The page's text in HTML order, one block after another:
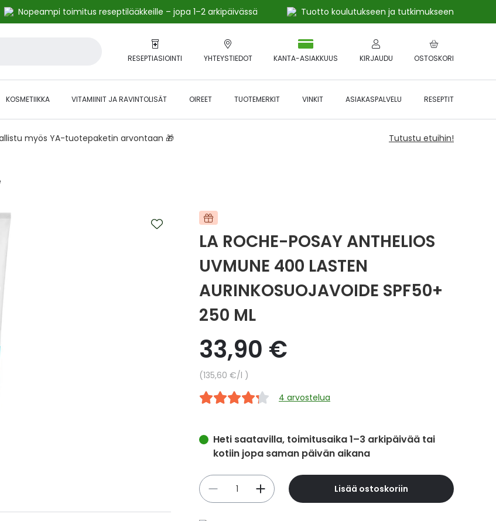
Nopeampi toimitus reseptilääkkeille – jopa 1–2 arkipäivässä
Tuotto koulutukseen ja tutkimukseen
RESEPTIASIOINTI YHTEYSTIEDOT OSTOSKORI
KANTA-ASIAKKUUS KIRJAUDU
KOSMETIIKKA VITAMIINIT JA RAVINTOLISÄT OIREET TUOTEMERKIT VINKIT ASIAKASPALVELU RESEPTIT
myös YA-tuotepaketin arvontaan 🎁 Tutustu etuihin!
LA ROCHE-POSAY ANTHELIOS
UVMUNE 400 LASTEN
AURINKOSUOJAVOIDE SPF50+
250 ML
33,90 €
Yksikköhinta
135,60 €/l
4 arvostelua
Heti saatavilla, toimitusaika 1–3 arkipäivää tai
kotiin jopa saman päivän aikana
Määrä
Lisää ostoskoriin